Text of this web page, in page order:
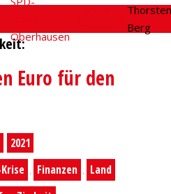
Oberhausen
Thorsten
Berg
Euro für den
2021
, Finanzen , Land